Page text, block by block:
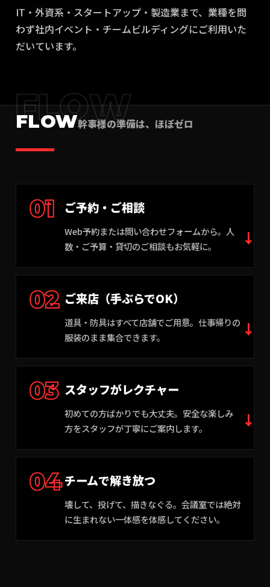
IT・外資系・スタートアップ・製造業まで、業種を問
わず社内イベント・チームビルディングにご利用いた
だいています。
FLOW
FLOW幹事様の準備は、ほぼゼロ
01 ご予約・ご相談
Web予約または問い合わせフォームから。人
数・ご予算・貸切のご相談もお気軽に。
02 ご来店（手ぶらでOK）
道具・防具はすべて店舗でご用意。仕事帰りの
服装のまま集合できます。
03 スタッフがレクチャー
初めての方ばかりでも大丈夫。安全な楽しみ
方をスタッフが丁寧にご案内します。
04チームで解き放つ
壊して、投げて、描きなぐる。会議室では絶対
に生まれない一体感を体感してください。